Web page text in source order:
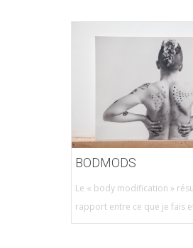
BODMODS
Le « body modification »
rapport entre ce que je fais